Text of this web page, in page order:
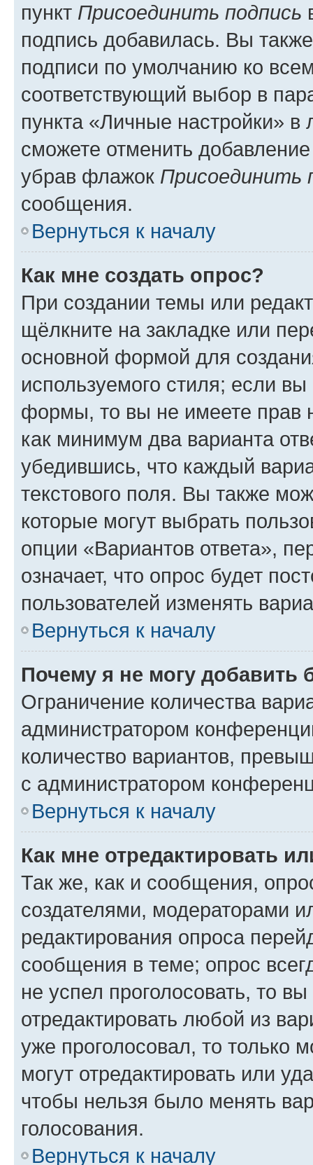
пункт Присоединить подпись
подпись добавилась. Вы
подписи по умолчанию ко
соответствующий выбор в
пункта «Личные настройки»
сможете отменить
убрав флажок Присоединить
сообщения.
Вернуться к началу
Как мне создать опрос?
При создании темы или
щёлкните на закладке или
основной формой для
используемого стиля; если
формы, то вы не имеете прав
как минимум два варианта
убедившись, что каждый
текстового поля. Вы также
которые могут выбрать
опции «Вариантов ответа»,
означает, что опрос будет
пользователей изменять
Вернуться к началу
Почему я не могу добавить
Ограничение количества
администратором
количество вариантов,
с администратором
Вернуться к началу
Как мне отредактировать
Так же, как и сообщения,
создателями, модераторами
редактирования опроса
сообщения в теме; опрос
не успел проголосовать, то
отредактировать любой из
уже проголосовал, то только
могут отредактировать или
чтобы нельзя было менять
голосования.
Вернуться к началу